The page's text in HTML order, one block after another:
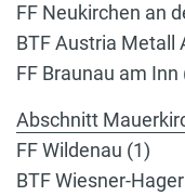
FF Neukirchen an
BTF Austria Metall
FF Braunau am Inn
Abschnitt
FF Wildenau (1)
BTF Wiesner-